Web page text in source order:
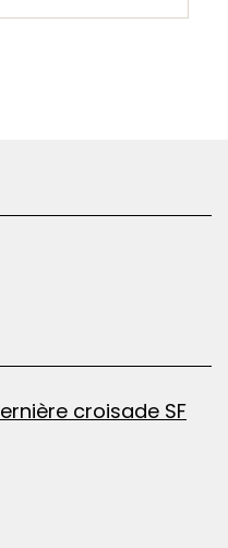
croisade SF